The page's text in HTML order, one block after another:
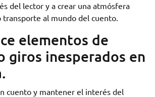
del lector y a crear una atmósfera
al mundo del cuento.
elementos de
giros inesperados en
cuento y mantener el interés del